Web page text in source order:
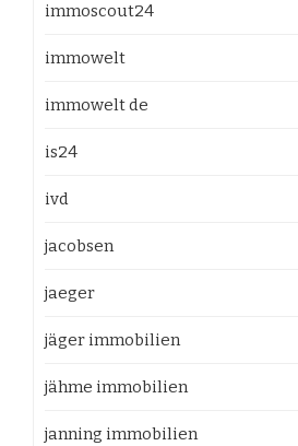
immoscout24
immowelt
immowelt de
is24
ivd
jacobsen
jaeger
jäger immobilien
jähme immobilien
janning immobilien